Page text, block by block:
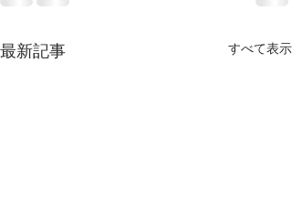
最新記事 すべて表示